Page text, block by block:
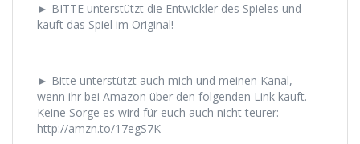
► BITTE unterstützt die Entwickler des Spieles und
kauft das Spiel im Original!
———————————————————————
—-
► Bitte unterstützt auch mich und meinen Kanal,
wenn ihr bei Amazon über den folgenden Link kauft.
Keine Sorge es wird für euch auch nicht teurer:
http://amzn.to/17egS7K